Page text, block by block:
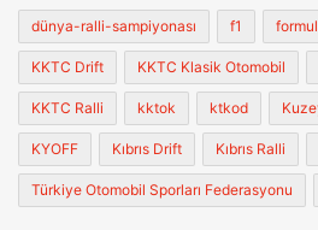
dünya-ralli-sampiyonası f1
KKTC Drift KKTC Klasik Otomobil
KKTC Ralli kktok ktkod
KYOFF Kıbrıs Drift Kıbrıs Ralli
Türkiye Otomobil Sporları Federasyonu